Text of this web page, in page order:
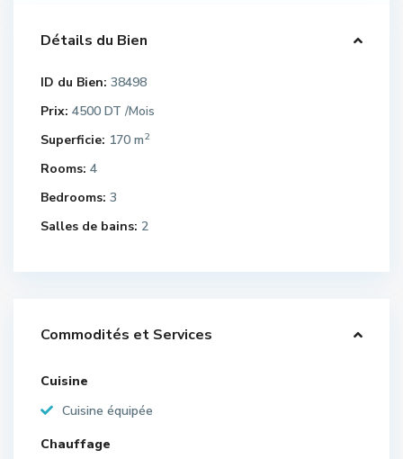
Détails du Bien
ID du Bien: 38498
Prix: 4500 DT /Mois
Superficie: 170 m2
Rooms: 4
Bedrooms: 3
Salles de bains: 2
Commodités et Services
Cuisine
Cuisine équipée
Chauffage